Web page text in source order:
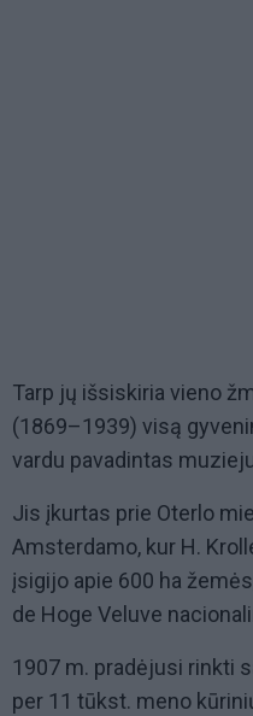
Tarp jų išsiskiria vieno
(1869–1939) visą
vardu pavadintas
Jis įkurtas prie Oterlo
Amsterdamo, kur H.
įsigijo apie 600 ha
de Hoge Veluve
1907 m. pradėjusi rinkti
per 11 tūkst. meno